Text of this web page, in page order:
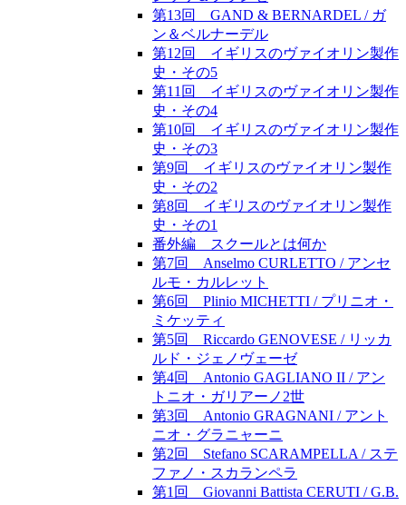
第13回 GAND & BERNARDEL / ガ
ン＆ベルナーデル
第12回 イギリスのヴァイオリン製作
史・その5
第11回 イギリスのヴァイオリン製作
史・その4
第10回 イギリスのヴァイオリン製作
史・その3
第9回 イギリスのヴァイオリン製作
史・その2
第8回 イギリスのヴァイオリン製作
史・その1
番外編 スクールとは何か
第7回 Anselmo CURLETTO / アンセ
ルモ・カルレット
第6回 Plinio MICHETTI / プリニオ・
ミケッティ
第5回 Riccardo GENOVESE / リッカ
ルド・ジェノヴェーゼ
第4回 Antonio GAGLIANO II / アン
トニオ・ガリアーノ2世
第3回 Antonio GRAGNANI / アント
ニオ・グラニャーニ
第2回 Stefano SCARAMPELLA / ステ
ファノ・スカランペラ
第1回 Giovanni Battista CERUTI / G.B.